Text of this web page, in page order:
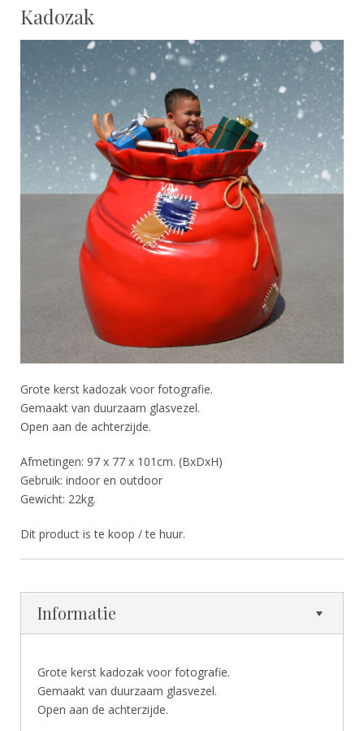
Kadozak
Grote kerst kadozak voor fotografie.
Gemaakt van duurzaam glasvezel.
Open aan de achterzijde.
Afmetingen: 97 x 77 x 101cm. (BxDxH)
Gebruik: indoor en outdoor
Gewicht: 22kg.
Dit product is te koop / te huur.
Informatie
Grote kerst kadozak voor fotografie.
Gemaakt van duurzaam glasvezel.
Open aan de achterzijde.